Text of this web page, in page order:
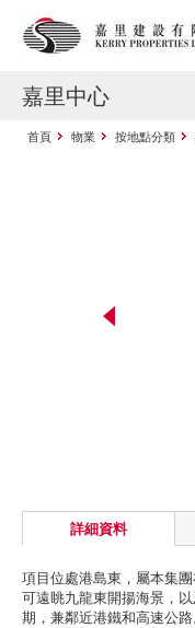
嘉里中心
首頁 物業 按地點分類
詳細資料
項目位處港島東，屬本集
可遠眺九龍東開揚海景，
期，兼鄰近港鐵和高速公路